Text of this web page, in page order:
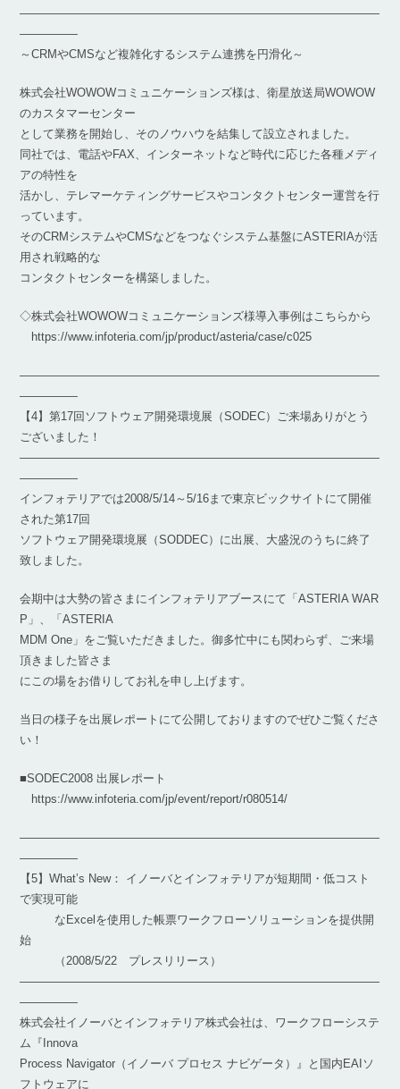
―――――――――――――――――――――――――――――――
―――――
～CRMやCMSなど複雑化するシステム連携を円滑化～
株式会社WOWOWコミュニケーションズ様は、衛星放送局WOWOW
のカスタマーセンター
として業務を開始し、そのノウハウを結集して設立されました。
同社では、電話やFAX、インターネットなど時代に応じた各種メディ
アの特性を
活かし、テレマーケティングサービスやコンタクトセンター運営を行
っています。
そのCRMシステムやCMSなどをつなぐシステム基盤にASTERIAが活
用され戦略的な
コンタクトセンターを構築しました。
◇株式会社WOWOWコミュニケーションズ様導入事例はこちらから
https://www.infoteria.com/jp/product/asteria/case/c025
―――――――――――――――――――――――――――――――
―――――
【4】第17回ソフトウェア開発環境展（SODEC）ご来場ありがとう
ございました！
―――――――――――――――――――――――――――――――
―――――
インフォテリアでは2008/5/14～5/16まで東京ビックサイトにて開催
された第17回
ソフトウェア開発環境展（SODDEC）に出展、大盛況のうちに終了
致しました。
会期中は大勢の皆さまにインフォテリアブースにて「ASTERIA WAR
P」、「ASTERIA
MDM One」をご覧いただきました。御多忙中にも関わらず、ご来場
頂きました皆さま
にこの場をお借りしてお礼を申し上げます。
当日の様子を出展レポートにて公開しておりますのでぜひご覧くださ
い！
■SODEC2008 出展レポート
https://www.infoteria.com/jp/event/report/r080514/
―――――――――――――――――――――――――――――――
―――――
【5】What’s New： イノーバとインフォテリアが短期間・低コスト
で実現可能
なExcelを使用した帳票ワークフローソリューションを提供開
始
（2008/5/22 プレスリリース）
―――――――――――――――――――――――――――――――
―――――
株式会社イノーバとインフォテリア株式会社は、ワークフローシステ
ム『Innova
Process Navigator（イノーバ プロセス ナビゲータ）』と国内EAIソ
フトウェアに